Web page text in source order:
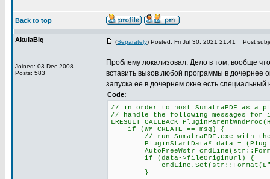
Back to top
AkulaBig
Joined: 03 Dec 2008
Posts: 583
(Separately) Posted: Fri Jul 30, 2021 21:41 Post
Проблему локализовал. Дело в том, вообще
вставить вызов любой программы в дочернее
запуска ее в дочернем окне есть
Code:
// in order to host SumatraPDF as a
// handle the following messages
LRESULT CALLBACK
if (WM_CREATE == msg) {
// run SumatraPDF.exe with the -
PluginStartData* data =
AutoFreeWstr
if (data->fileOriginUrl) {
cmdLine.Set(str::Format(L"-
}